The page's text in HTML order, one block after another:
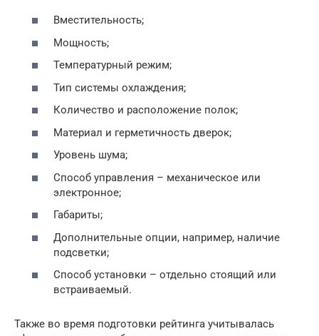
Вместительность;
Мощность;
Температурный режим;
Тип системы охлаждения;
Количество и расположение полок;
Материал и герметичность дверок;
Уровень шума;
Способ управления – механическое или
электронное;
Габариты;
Дополнительные опции, например, наличие
подсветки;
Способ установки – отдельно стоящий или
встраиваемый.
Также во время подготовки рейтинга учитывалась